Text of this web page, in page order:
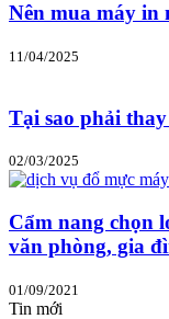
Nên mua máy in
11/04/2025
Tại sao phải
02/03/2025
Cẩm nang chọn
văn phòng, gia
01/09/2021
Tin mới